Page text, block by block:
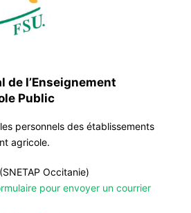
de l’Enseignement
Public
personnels des établissements
agricole.
Occitanie)
pour envoyer un courrier